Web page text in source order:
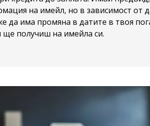
на имейл, но в зависимост от
да има промяна в датите в твоя
ще получиш на имейла си.